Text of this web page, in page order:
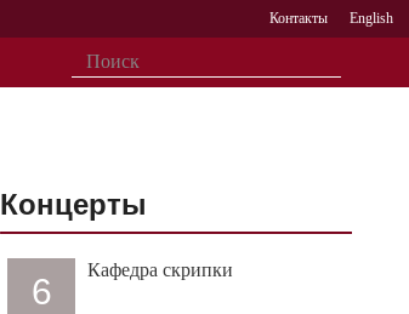
Контакты English
Концерты
6
Кафедра скрипки